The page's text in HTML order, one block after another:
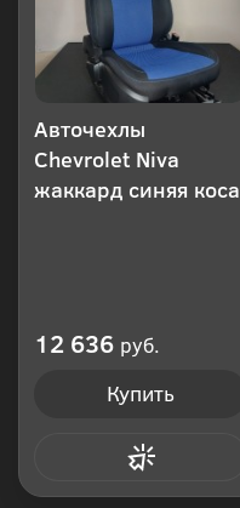
Авточехлы
Chevrolet Niva
жаккард синяя коса
12 636 руб.
Купить